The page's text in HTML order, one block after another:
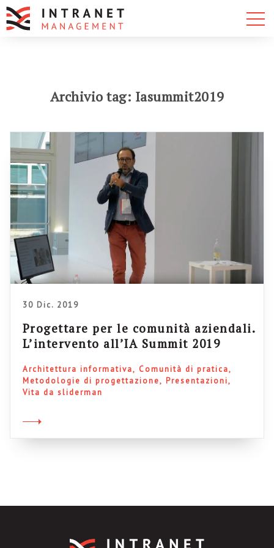
Archivio tag: Iasummit2019
30 Dic. 2019
Progettare per le comunità aziendali.
L’intervento all’IA Summit 2019
Architettura informativa
Comunità di pratica
Metodologie di progettazione
Presentazioni
Vita da sliderman